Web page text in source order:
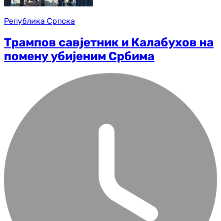
Република Српска
Трампов савјетник и Калабухов на
помену убијеним Србима